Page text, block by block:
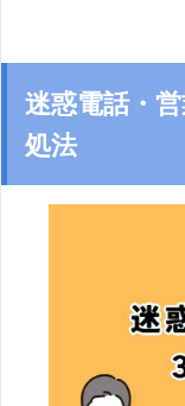
迷惑電話・
処法